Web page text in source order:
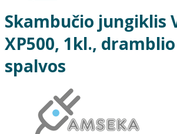
Skambučio jungiklis
XP500, 1kl.,
spalvos